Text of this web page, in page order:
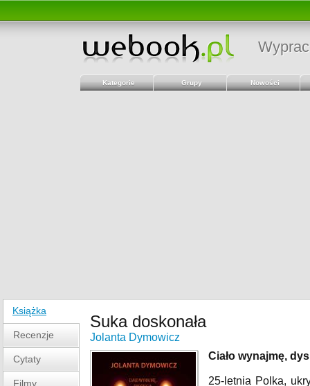
Kategorie Grupy Nowości
Książka
Recenzje
Cytaty
Filmy
Suka doskonała
Jolanta Dymowicz
Ciało wynajmę,
25-letnia Polka,